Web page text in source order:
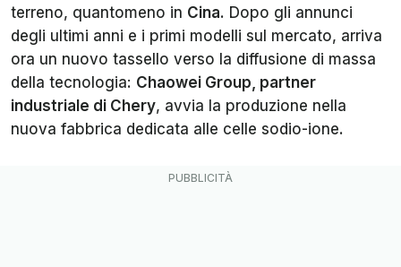
terreno, quantomeno in Cina. Dopo gli annunci
degli ultimi anni e i primi modelli sul mercato, arriva
ora un nuovo tassello verso la diffusione di massa
della tecnologia: Chaowei Group, partner
industriale di Chery, avvia la produzione nella
nuova fabbrica dedicata alle celle sodio-ione.